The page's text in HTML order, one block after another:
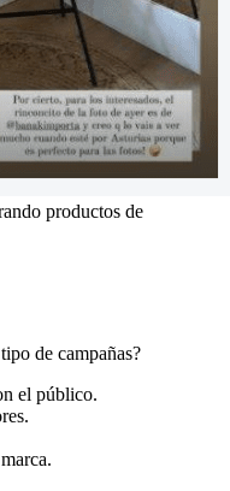
productos de
de campañas?
el público.